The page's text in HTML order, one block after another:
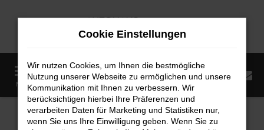
Zum
MENÜ
Startseite Fahrzeugangebote Fahrzeugmarkt
Fahrzeugmarkt
Cookie Einstellungen
Wir nutzen Cookies, um Ihnen die bestmögliche
Nutzung unserer Webseite zu ermöglichen und unsere
Kommunikation mit Ihnen zu verbessern. Wir
berücksichtigen hierbei Ihre Präferenzen und
verarbeiten Daten für Marketing und Statistiken nur,
wenn Sie uns Ihre Einwilligung geben. Wenn Sie zu